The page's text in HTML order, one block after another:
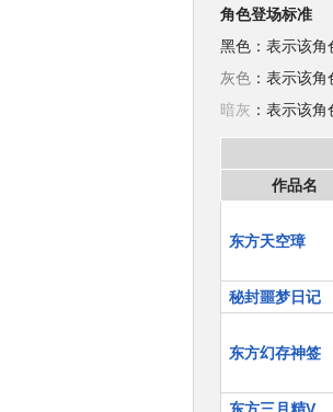
角色登场标准
黑色：表示该角
灰色 ：表示该
暗灰 ：表示该
作品名
东方天空璋
秘封噩梦日记
东方幻存神签